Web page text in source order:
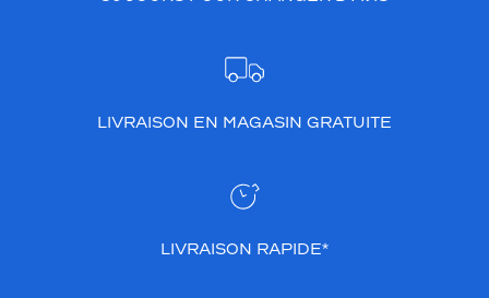
LIVRAISON EN MAGASIN GRATUITE
LIVRAISON RAPIDE*